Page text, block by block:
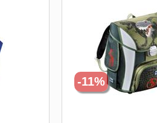
na
hloubky
cm -
- pohodlná a priestorná
množstvom reflexných
bezpečnosť - mäkká
časť z príjemného
polstrované popruhy s
pre väčšiu bezpečnosť -
kovová zámka
-11%